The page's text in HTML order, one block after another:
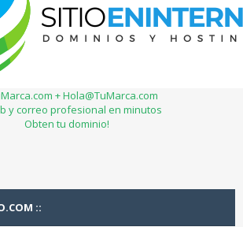
+ Hola@TuMarca.com
y correo profesional en minutos
Obten tu dominio!
::